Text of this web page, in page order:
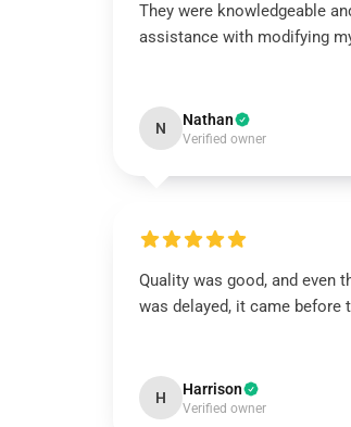
They were knowledgeable
assistance with modifying
N Nathan
Verified owner
Quality was good, and even
was delayed, it came before
H Harrison
Verified owner